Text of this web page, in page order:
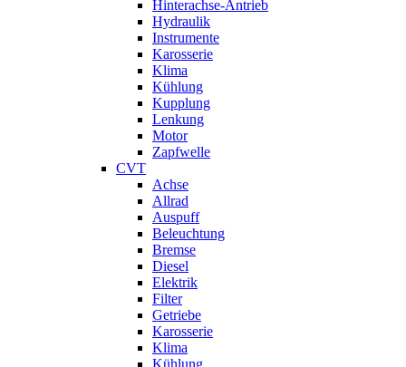
Hinterachse-Antrieb
Hydraulik
Instrumente
Karosserie
Klima
Kühlung
Kupplung
Lenkung
Motor
Zapfwelle
CVT
Achse
Allrad
Auspuff
Beleuchtung
Bremse
Diesel
Elektrik
Filter
Getriebe
Karosserie
Klima
Kühlung